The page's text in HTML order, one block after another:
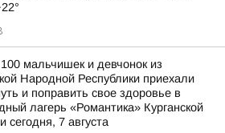
мальчишек и девчонок из
Народной Республики приехали
и поправить свое здоровье в
лагерь «Романтика» Курганской
сегодня, 7 августа